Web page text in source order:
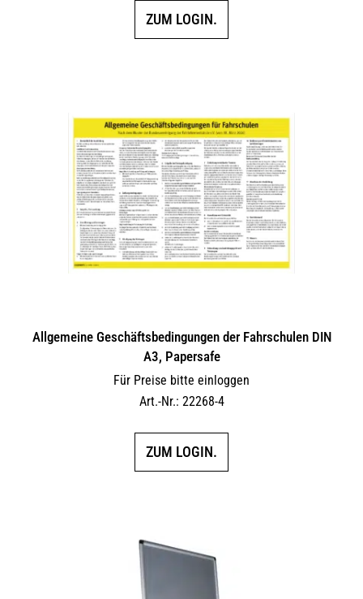
ZUM LOGIN.
Allgemeine Geschäftsbedingungen der Fahrschulen DIN
A3, Papersafe
Für Preise bitte einloggen
Art.-Nr.: 22268-4
ZUM LOGIN.